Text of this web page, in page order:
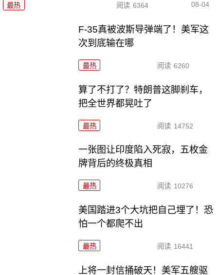
最热 阅读 6364 08-04
F-35真被波斯导弹端了！美军这
次到底输在哪
最热 阅读 6260
算了不打了？特朗普这脚刹车，
把全世界都晃吐了
最热 阅读 14752
一张图让印度陷入死寂，五枚金
牌背后的终极真相
最热 阅读 10276
美国踏进3个大坑把自己埋了！恐
怕一个都爬不出
最热 阅读 16441
上将一封信捅破天！美军五艘驱